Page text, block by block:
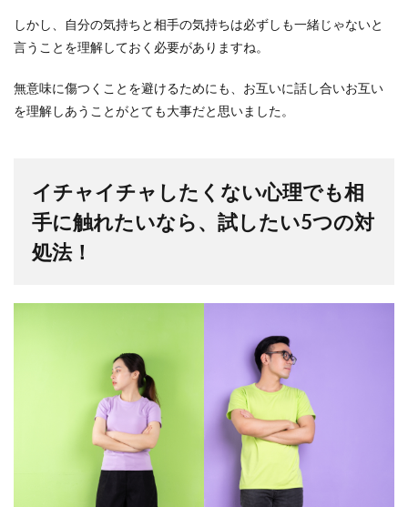
しかし、自分の気持ちと相手の気持ちは必ずしも一緒じゃないと
言うことを理解しておく必要がありますね。
無意味に傷つくことを避けるためにも、お互いに話し合いお互い
を理解しあうことがとても大事だと思いました。
イチャイチャしたくない心理でも相
手に触れたいなら、試したい5つの対
処法！